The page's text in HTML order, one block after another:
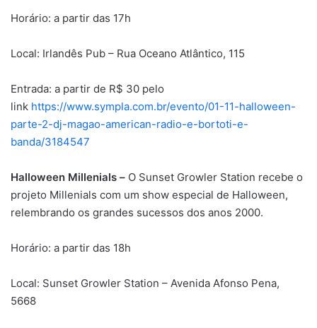
Horário: a partir das 17h
Local: Irlandês Pub – Rua Oceano Atlântico, 115
Entrada: a partir de R$ 30 pelo
link https://www.sympla.com.br/evento/01-11-halloween-
parte-2-dj-magao-american-radio-e-bortoti-e-
banda/3184547
Halloween Millenials – O Sunset Growler Station recebe o
projeto Millenials com um show especial de Halloween,
relembrando os grandes sucessos dos anos 2000.
Horário: a partir das 18h
Local: Sunset Growler Station – Avenida Afonso Pena,
5668